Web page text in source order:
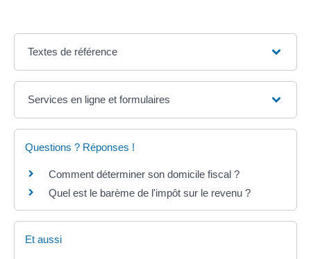
Textes de référence
Services en ligne et formulaires
Questions ? Réponses !
Comment déterminer son domicile fiscal ?
Quel est le barème de l'impôt sur le revenu ?
Et aussi